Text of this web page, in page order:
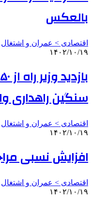
بالعکس
اقتصادی > عمران و اشتغال
۱۴۰۲/۱۰/۱۹
سنگین راهداری
اقتصادی > عمران و اشتغال
۱۴۰۲/۱۰/۱۹
افزایش نسبی
اقتصادی > عمران و اشتغال
۱۴۰۲/۱۰/۱۹